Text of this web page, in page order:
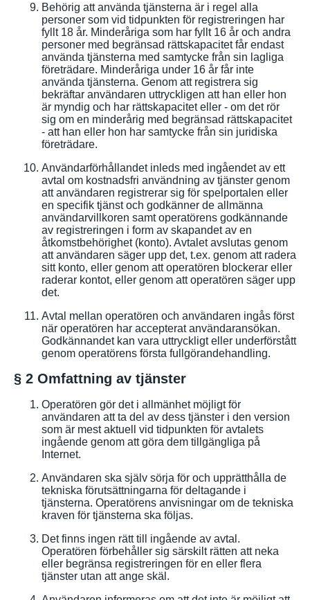
Behörig att använda tjänsterna är i regel alla
personer som vid tidpunkten för registreringen har
fyllt 18 år. Minderåriga som har fyllt 16 år och andra
personer med begränsad rättskapacitet får endast
använda tjänsterna med samtycke från sin lagliga
företrädare. Minderåriga under 16 år får inte
använda tjänsterna. Genom att registrera sig
bekräftar användaren uttryckligen att han eller hon
är myndig och har rättskapacitet eller - om det rör
sig om en minderårig med begränsad rättskapacitet
- att han eller hon har samtycke från sin juridiska
företrädare.
Användarförhållandet inleds med ingåendet av ett
avtal om kostnadsfri användning av tjänster genom
att användaren registrerar sig för spelportalen eller
en specifik tjänst och godkänner de allmänna
användarvillkoren samt operatörens godkännande
av registreringen i form av skapandet av en
åtkomstbehörighet (konto). Avtalet avslutas genom
att användaren säger upp det, t.ex. genom att radera
sitt konto, eller genom att operatören blockerar eller
raderar kontot, eller genom att operatören säger upp
det.
Avtal mellan operatören och användaren ingås först
när operatören har accepterat användaransökan.
Godkännandet kan vara uttryckligt eller underförstått
genom operatörens första fullgörandehandling.
§ 2 Omfattning av tjänster
Operatören gör det i allmänhet möjligt för
användaren att ta del av dess tjänster i den version
som är mest aktuell vid tidpunkten för avtalets
ingående genom att göra dem tillgängliga på
Internet.
Användaren ska själv sörja för och upprätthålla de
tekniska förutsättningarna för deltagande i
tjänsterna. Operatörens anvisningar om de tekniska
kraven för tjänsterna ska följas.
Det finns ingen rätt till ingående av avtal.
Operatören förbehåller sig särskilt rätten att neka
eller begränsa registreringen för en eller flera
tjänster utan att ange skäl.